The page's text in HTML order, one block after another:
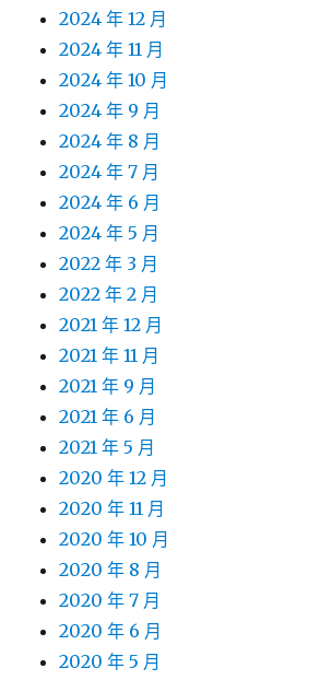
2024 年 12 月
2024 年 11 月
2024 年 10 月
2024 年 9 月
2024 年 8 月
2024 年 7 月
2024 年 6 月
2024 年 5 月
2022 年 3 月
2022 年 2 月
2021 年 12 月
2021 年 11 月
2021 年 9 月
2021 年 6 月
2021 年 5 月
2020 年 12 月
2020 年 11 月
2020 年 10 月
2020 年 8 月
2020 年 7 月
2020 年 6 月
2020 年 5 月